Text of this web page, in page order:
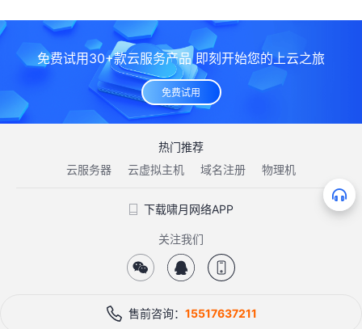
免费试用30+款云服务产品 即刻开始您的上云之旅
免费试用
热门推荐
云服务器
云虚拟主机 域名注册 物理机
下载啸月网络APP
关注我们
售前咨询： 15517637211